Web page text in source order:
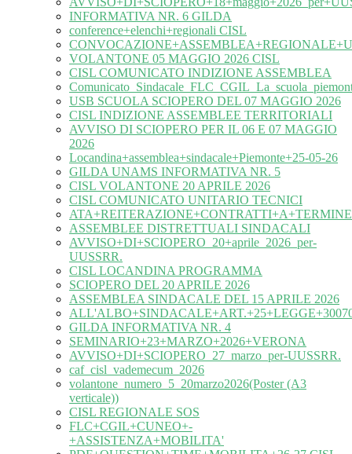
INFORMATIVA NR. 6 GILDA
conference+elenchi+regionali CISL
VOLANTONE 05 MAGGIO 2026 CISL
CISL COMUNICATO INDIZIONE ASSEMBLEA
USB SCUOLA SCIOPERO DEL 07 MAGGIO 2026
CISL INDIZIONE ASSEMBLEE TERRITORIALI
AVVISO DI SCIOPERO PER IL 06 E 07 MAGGIO
2026
Locandina+assemblea+sindacale+Piemonte+25-05-26
GILDA UNAMS INFORMATIVA NR. 5
CISL VOLANTONE 20 APRILE 2026
CISL COMUNICATO UNITARIO TECNICI
ATA+REITERAZIONE+CONTRATTI+A+TERMINE
ASSEMBLEE DISTRETTUALI SINDACALI
AVVISO+DI+SCIOPERO_20+aprile_2026_per-
UUSSRR.
CISL LOCANDINA PROGRAMMA
SCIOPERO DEL 20 APRILE 2026
ASSEMBLEA SINDACALE DEL 15 APRILE 2026
GILDA INFORMATIVA NR. 4
SEMINARIO+23+MARZO+2026+VERONA
AVVISO+DI+SCIOPERO_27_marzo_per-UUSSRR.
caf_cisl_vademecum_2026
volantone_numero_5_20marzo2026(Poster (A3
verticale))
CISL REGIONALE SOS
FLC+CGIL+CUNEO+-
+ASSISTENZA+MOBILITA'